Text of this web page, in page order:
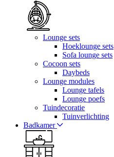
Lounge sets
Hoeklounge sets
Sofa lounge sets
Cocoon sets
Daybeds
Lounge modules
Lounge tafels
Lounge poefs
Tuindecoratie
Tuinverlichting
Badkamer